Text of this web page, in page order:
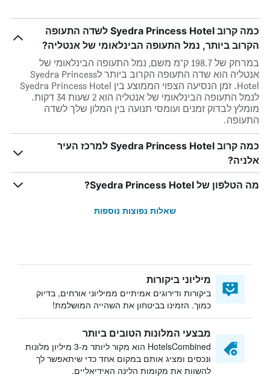
כמה קרוב Syedra Princess Hotel לשדה התעופה
הקרוב ביותר, נמל התעופה הבינלאומי של אנטליה?
במרחק של 198.7 ק"מ משם, נמל התעופה הבינלאומי של
אנטליה הוא שדה התעופה הקרוב ביותר לSyedra Princess
Hotel. זמן הנסיעה הצפוי הממוצע בין Syedra Princess Hotel
לנמל התעופה הבינלאומי של אנטליה הוא 2 שעות 34 דקות.
מומלץ לבדוק זמנים ועומסי תנועה בין המלון שלך לשדה
התעופה.
כמה קרוב Syedra Princess Hotel למרכז העיר
אלניה?
מה הטלפון של Syedra Princess Hotel?
שאלות נפוצות נוספות
מיליוני ביקורות
ביקורות ודירוגים אמיתיים ממיליוני אורחים, בדיוק
כמוך. הזמינו בביטחון את השהייה המושלמת!
מבצעי המלונות הטובים ביותר
HotelsCombined הוא מקור ליותר מ-3 מיליון מלונות
ונכסים ומציג אותם במקום אחד כדי שיתאפשר לך
להשוות את מקומות הלינה האידיאליים.